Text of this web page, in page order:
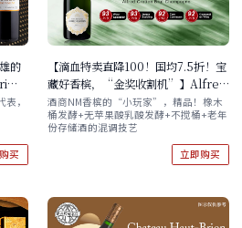
的
，
买
【滴血特卖直降100！国均7.5折！宝
藏好香槟，“金奖收割机”】Alfred
Gratien Brut Champagne
酒商NM香槟的“小玩家”，精品！橡木
桶发酵+无苹果酸乳酸发酵+不搅桶+老年
份存储酒的混调技艺
立即购买